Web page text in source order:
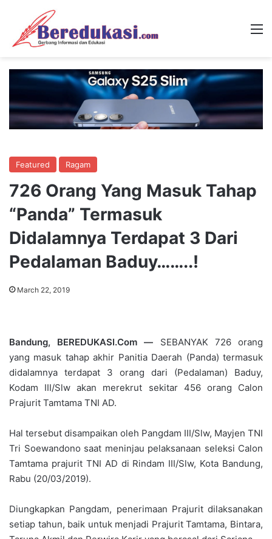
Featured Ragam
726 Orang Yang Masuk Tahap
“Panda” Termasuk
Didalamnya Terdapat 3 Dari
Pedalaman Baduy……..!
March 22, 2019
Bandung, BEREDUKASI.Com — SEBANYAK 726 orang
yang masuk tahap akhir Panitia Daerah (Panda) termasuk
didalamnya terdapat 3 orang dari (Pedalaman) Baduy,
Kodam III/Slw akan merekrut sekitar 456 orang Calon
Prajurit Tamtama TNI AD.
Hal tersebut disampaikan oleh Pangdam III/Slw, Mayjen TNI
Tri Soewandono saat meninjau pelaksanaan seleksi Calon
Tamtama prajurit TNI AD di Rindam III/Slw, Kota Bandung,
Rabu (20/03/2019).
Diungkapkan Pangdam, penerimaan Prajurit dilaksanakan
setiap tahun, baik untuk menjadi Prajurit Tamtama, Bintara,